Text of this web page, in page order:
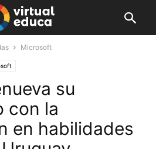
Microsoft
su
con la
en habilidades